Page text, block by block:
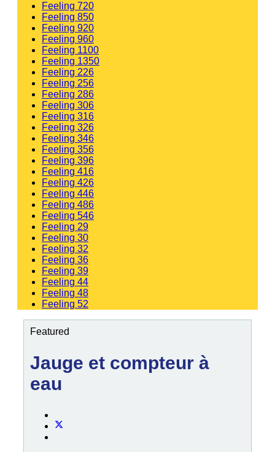
Feeling 720
Feeling 850
Feeling 920
Feeling 960
Feeling 1100
Feeling 1350
Feeling 226
Feeling 256
Feeling 286
Feeling 306
Feeling 316
Feeling 326
Feeling 346
Feeling 356
Feeling 396
Feeling 416
Feeling 426
Feeling 446
Feeling 486
Feeling 546
Feeling 29
Feeling 30
Feeling 32
Feeling 36
Feeling 39
Feeling 44
Feeling 48
Feeling 52
Featured
Jauge et compteur à
eau